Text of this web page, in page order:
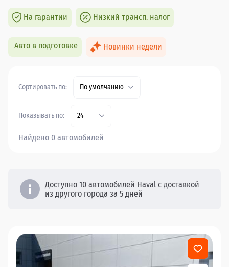
На гарантии Низкий трансп. налог
Авто в подготовке Новинки недели
Сортировать по: По умолчанию
Показывать по: 24
Найдено 0 автомобилей
Доступно 10 автомобилей Haval с доставкой
из другого города за 5 дней